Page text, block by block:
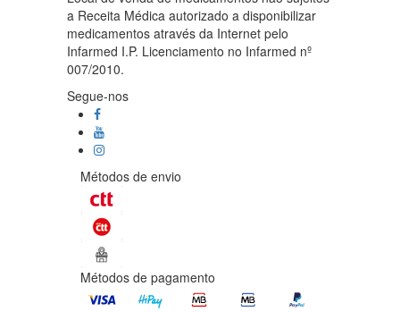
a Receita Médica autorizado a disponibilizar
medicamentos através da Internet pelo
Infarmed I.P. Licenciamento no Infarmed nº
007/2010.
Segue-nos
Métodos de envio
Métodos de pagamento